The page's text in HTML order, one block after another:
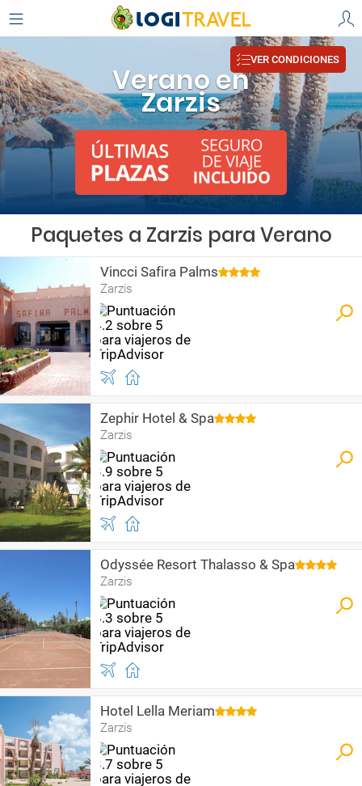
Verano en
Zarzis
VER CONDICIONES
Paquetes a Zarzis para Verano
Vincci Safira Palms
Zarzis
Zephir Hotel & Spa
Zarzis
Odyssée Resort Thalasso & Spa
Zarzis
Hotel Lella Meriam
Zarzis